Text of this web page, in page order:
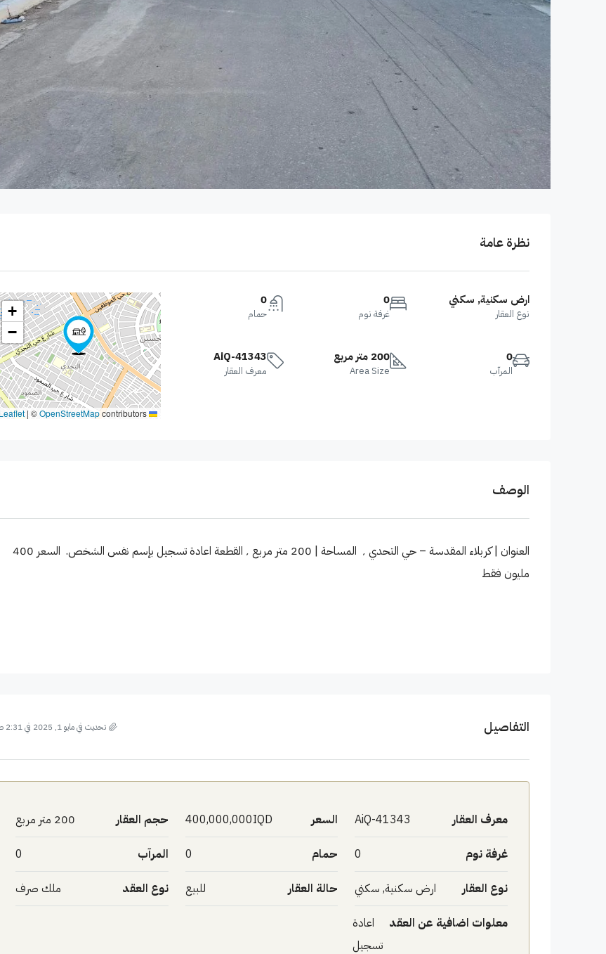
نظرة عامة
ارض سكنية, سكني
نوع العقار
0
غرفة نوم
0
حمام
0
المرآب
200 متر مربع
Area Size
AiQ-41343
معرف العقار
+
−
Leaflet
| ©OpenStreetMapcontributors
الوصف
العنوان | كربلاء المقدسة – حي التحدي ٬ المساحة | 200 متر مربع ٬ القطعة اعادة تسجيل بإسم نفس الشخص. السعر 400
مليون فقط
التفاصيل تحديث في مايو 1, 2025 في 2:31 ص
معرف العقار AiQ-41343 السعر 400,000,000IQD حجم العقار 200 متر مربع
غرفة نوم 0 حمام 0 المرآب 0
نوع العقار ارض سكنية, سكني حالة العقار للبيع نوع العقد ملك صرف
معلوات اضافية عن العقد
اعادة
تسجيل